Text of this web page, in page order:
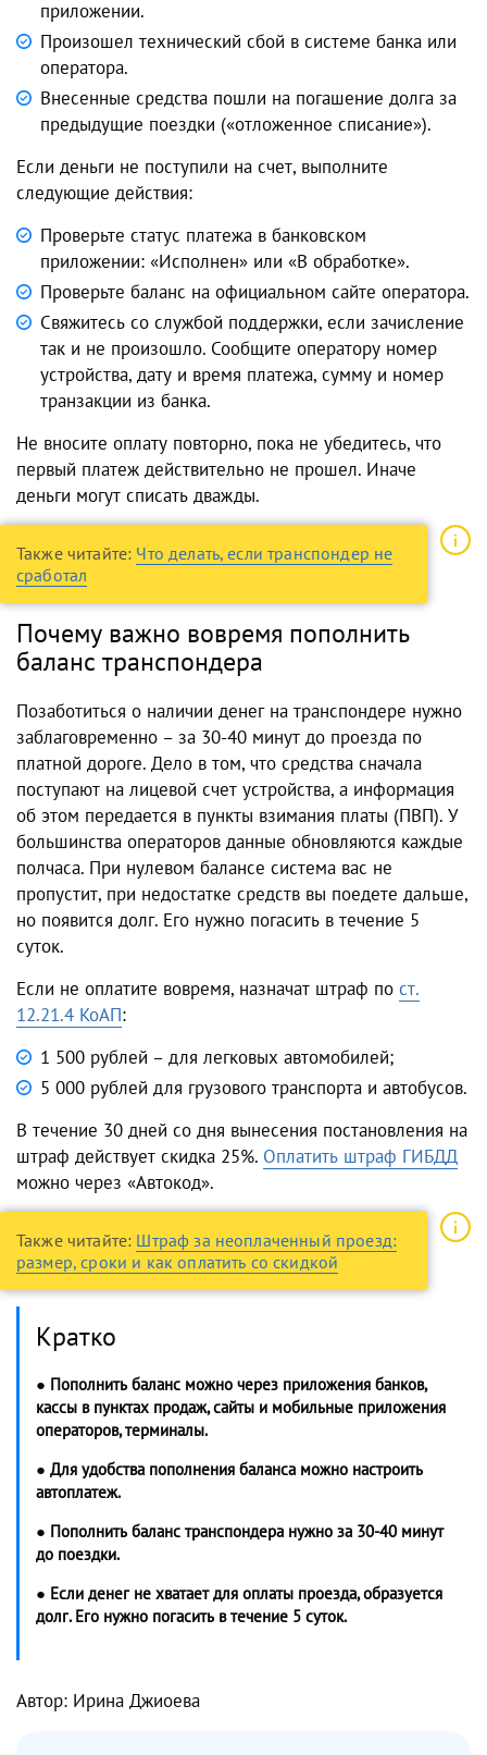
приложении.
Произошел технический сбой в системе банка или
оператора.
Внесенные средства пошли на погашение долга за
предыдущие поездки («отложенное списание»).
Если деньги не поступили на счет, выполните
следующие действия:
Проверьте статус платежа в банковском
приложении: «Исполнен» или «В обработке».
Проверьте баланс на официальном сайте оператора.
Свяжитесь со службой поддержки, если зачисление
так и не произошло. Сообщите оператору номер
устройства, дату и время платежа, сумму и номер
транзакции из банка.
Не вносите оплату повторно, пока не убедитесь, что
первый платеж действительно не прошел. Иначе
деньги могут списать дважды.
Также читайте: Что делать, если транспондер не
сработал
Почему важно вовремя пополнить
баланс транспондера
Позаботиться о наличии денег на транспондере нужно
заблаговременно – за 30-40 минут до проезда по
платной дороге. Дело в том, что средства сначала
поступают на лицевой счет устройства, а информация
об этом передается в пункты взимания платы (ПВП). У
большинства операторов данные обновляются каждые
полчаса. При нулевом балансе система вас не
пропустит, при недостатке средств вы поедете дальше,
но появится долг. Его нужно погасить в течение 5
суток.
Если не оплатите вовремя, назначат штраф по ст.
12.21.4 КоАП:
1 500 рублей – для легковых автомобилей;
5 000 рублей для грузового транспорта и автобусов.
В течение 30 дней со дня вынесения постановления на
штраф действует скидка 25%. Оплатить штраф ГИБДД
можно через «Автокод».
Также читайте: Штраф за неоплаченный проезд:
размер, сроки и как оплатить со скидкой
Кратко
● Пополнить баланс можно через приложения банков,
кассы в пунктах продаж, сайты и мобильные приложения
операторов, терминалы.
● Для удобства пополнения баланса можно настроить
автоплатеж.
● Пополнить баланс транспондера нужно за 30-40 минут
до поездки.
● Если денег не хватает для оплаты проезда, образуется
долг. Его нужно погасить в течение 5 суток.
Автор: Ирина Джиоева